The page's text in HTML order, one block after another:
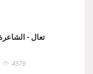
تعال - الشاعرة
4576